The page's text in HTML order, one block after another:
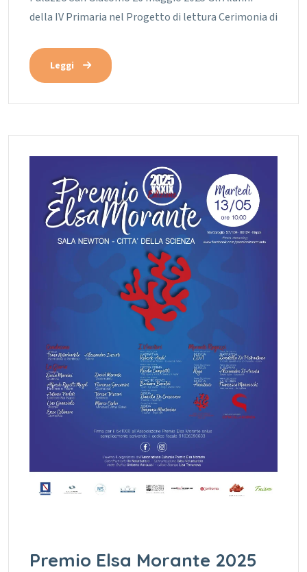
della IV Primaria nel Progetto di lettura Cerimonia di
Leggi
Premio Elsa Morante 2025